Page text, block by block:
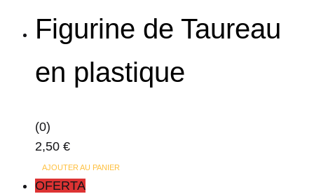
Figurine de Taureau
en plastique
(0)
2,50 €
AJOUTER AU PANIER
OFERTA